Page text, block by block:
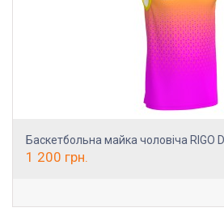
Баскетбольна майка чоловіча RIGO
1 200 грн.